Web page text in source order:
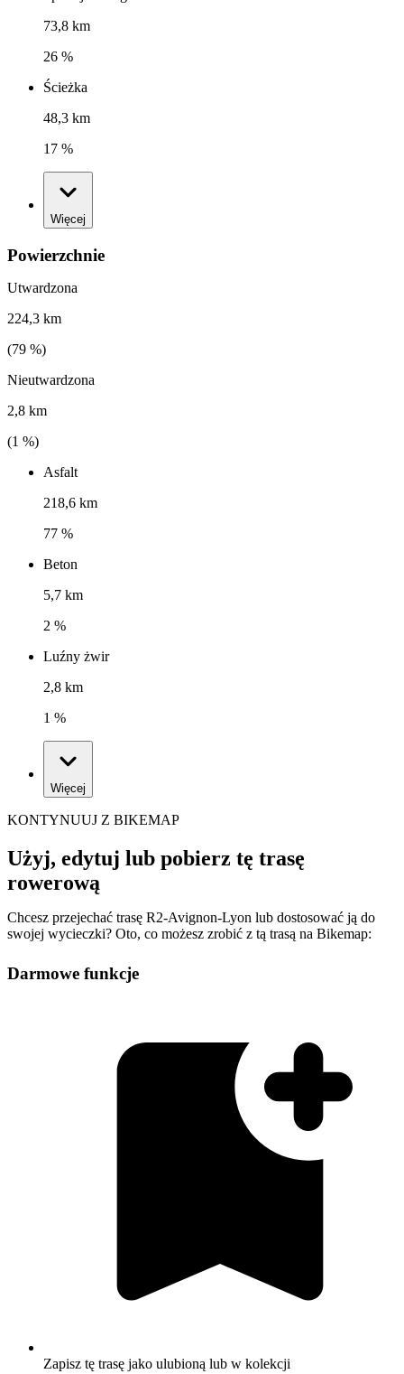
73,8 km
26 %
Ścieżka
48,3 km
17 %
Więcej
Powierzchnie
Utwardzona
224,3 km
(79 %)
Nieutwardzona
2,8 km
(1 %)
Asfalt
218,6 km
77 %
Beton
5,7 km
2 %
Luźny żwir
2,8 km
1 %
Więcej
KONTYNUUJ Z BIKEMAP
Użyj, edytuj lub pobierz tę trasę
rowerową
Chcesz przejechać trasę R2-Avignon-Lyon lub dostosować ją do
swojej wycieczki? Oto, co możesz zrobić z tą trasą na Bikemap:
Darmowe funkcje
Zapisz tę trasę jako ulubioną lub w kolekcji